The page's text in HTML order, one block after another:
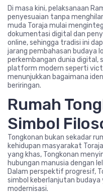
Di masa kini, pelaksanaan
penyesuaian tanpa
muda Toraja mulai
dokumentasi digital dan
online, sehingga tradisi ini
jarang pembahasan budaya
perkembangan dunia digital,
platform modern seperti
menunjukkan bagaimana
beriringan.
Rumah
Simbol
Tongkonan bukan sekadar
kehidupan masyarakat
yang khas, Tongkonan
hubungan manusia dengan
Dalam perspektif progresif,
simbol keberlanjutan
modernisasi.